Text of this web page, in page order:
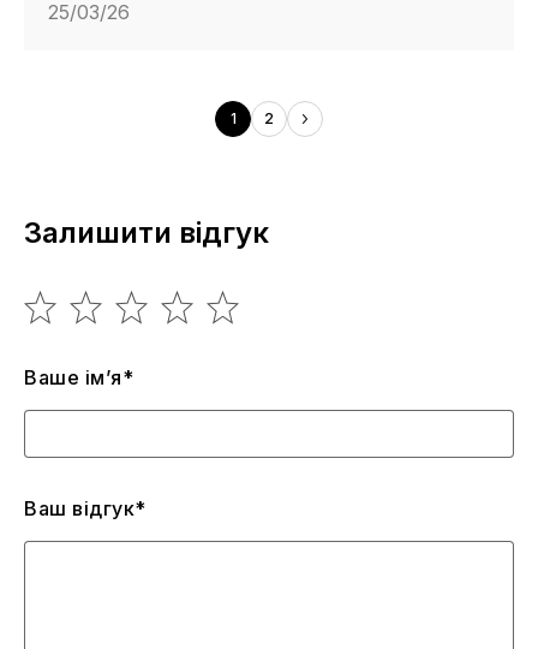
25/03/26
1 2
Залишити відгук
Ваше ім’я*
Ваш відгук*